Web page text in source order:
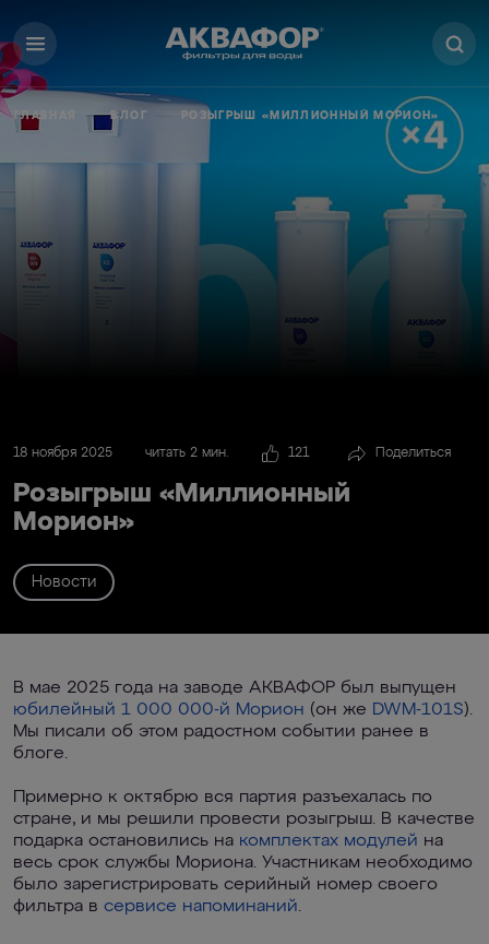
ГЛАВНАЯ БЛОГ РОЗЫГРЫШ «МИЛЛИОННЫЙ МОРИОН»
18 ноября 2025 читать 2 мин. 121 Поделиться
Розыгрыш «Миллионный
Морион»
Новости
В мае 2025 года на заводе АКВАФОР был выпущен
юбилейный 1 000 000-й Морион (он же DWM-101S).
Мы писали об этом радостном событии ранее в
блоге.
Примерно к октябрю вся партия разъехалась по
стране, и мы решили провести розыгрыш. В качестве
подарка остановились на комплектах модулей на
весь срок службы Мориона. Участникам необходимо
было зарегистрировать серийный номер своего
фильтра в сервисе напоминаний.